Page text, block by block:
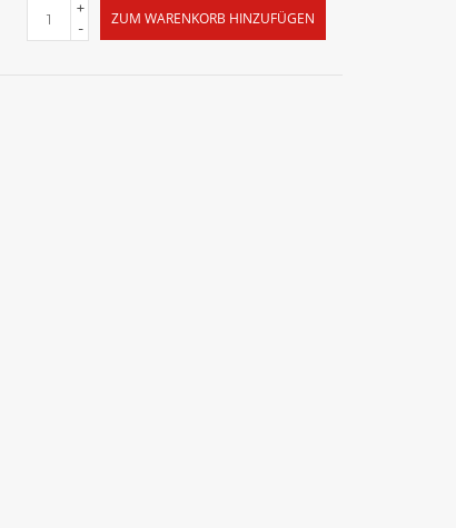
+
-
ZUM WARENKORB HINZUFÜGEN